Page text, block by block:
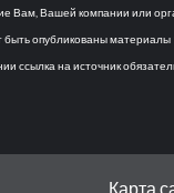
Вам, Вашей компании или
быть опубликованы материалы
ссылка на источник
Карта